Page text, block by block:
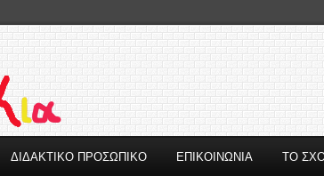
ΔΙΔΑΚΤΙΚΟ ΠΡΟΣΩΠΙΚΟ ΕΠΙΚΟΙΝΩΝΙΑ ΤΟ